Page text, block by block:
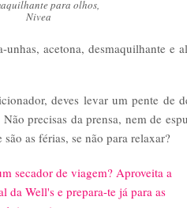
para olhos,
Nivea
acetona, desmaquilhante e
deves levar um pente de
precisas da prensa, nem de
as férias, se não para relaxar?